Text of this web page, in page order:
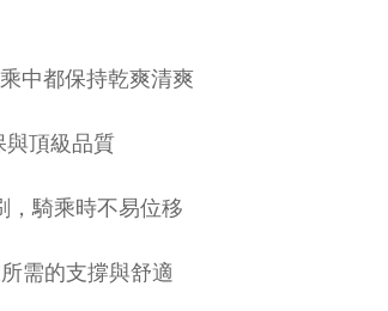
中都保持乾爽清爽
與頂級品質
，騎乘時不易位移
需的支撐與舒適